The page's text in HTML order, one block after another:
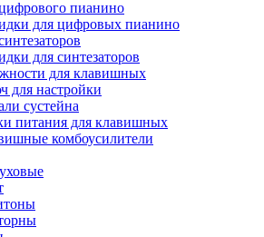
пианино
для цифровых пианино
для синтезаторов
для клавишных
для настройки
сустейна
питания для клавишных
комбоусилители